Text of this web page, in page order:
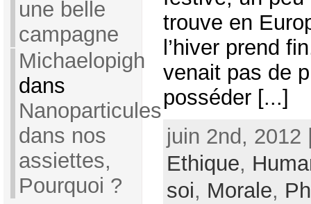
une belle
campagne
Michaelopigh
dans
Nanoparticules
dans nos
assiettes,
Pourquoi ?
trouve en
l’hiver prend
venait pas de
posséder [...]
juin 2nd, 2012
Ethique,
soi, Morale,